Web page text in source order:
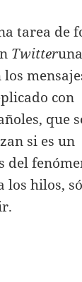
tarea de
Twitteruna
con
que
si es un
del
los hilos,